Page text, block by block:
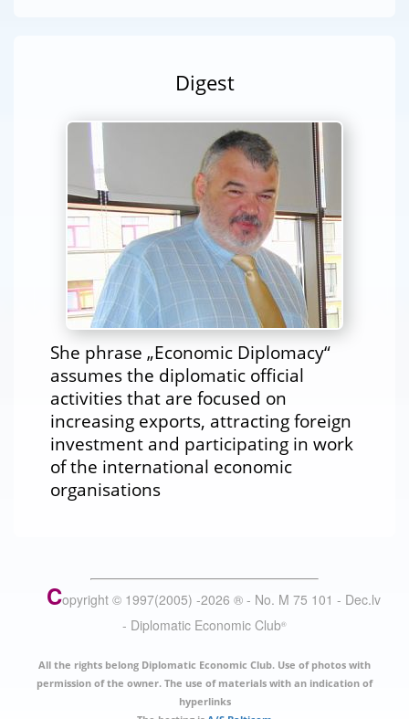
Digest
She phrase „Economic Diplomacy“
assumes the diplomatic official
activities that are focused on
increasing exports, attracting foreign
investment and participating in work
of the international economic
organisations
Copyright © 1997(2005) -2026 ® - No. M 75 101 - Dec.lv
- Diplomatic Economic Club®
All the rights belong Diplomatic Economic Club. Use of photos with
permission of the owner. The use of materials with an indication of
hyperlinks